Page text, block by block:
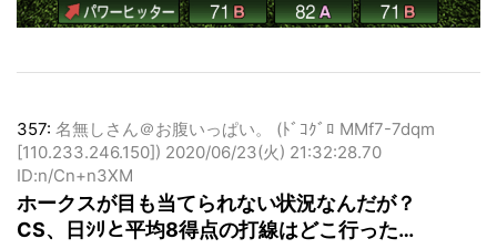
357:名無しさん＠お腹いっぱい。 (ﾄﾞｺｸﾞﾛ MMf7-7dqm
[110.233.246.150])
ID:n/Cn+n3XM
ホークスが目も当てられない状況なんだが？